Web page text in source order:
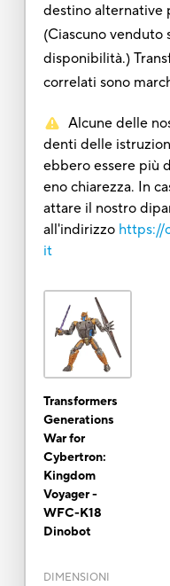
destino alternative
(Ciascuno venduto
disponibilità.)
correlati sono
Alcune delle
denti delle
ebbero essere più
eno chiarezza. In
attare il nostro
all'indirizzo https://
it
Transformers
Generations
War for
Cybertron:
Kingdom
Voyager -
WFC-K18
Dinobot
DIMENSIONI